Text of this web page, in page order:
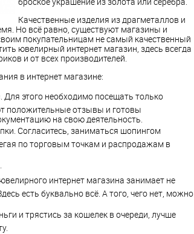
Качественные изделия из драгметаллов и
Но всё равно, существуют магазины и
покупательницам не самый качественный
ювелирный интернет магазин, здесь всегда
и от всех производителей.
в интернет магазине:
Для этого необходимо посещать только
положительные отзывы и готовы
на свою деятельность.
Согласитесь, заниматься шопингом
по торговым точкам и распродажам в
интернет магазина занимает не
есть буквально всё. А того, чего нет, можно
и трястись за кошелек в очереди, лучше